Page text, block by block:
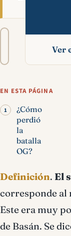
Tamaño
A−
Ver
EN ESTA PÁGINA
¿Cómo
perdió
la
batalla
OG?
Definición. El
corresponde al
Este era muy
de Basán. Se